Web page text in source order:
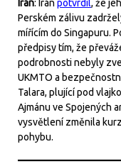
Írán: Írán potvrdil, že
Perském zálivu
mířícím do Singapuru.
předpisy tím, že
podrobnosti nebyly
UKMTO a
Talara, plující pod
Ajmánu ve Spojených
vysvětlení změnila
pohybu.